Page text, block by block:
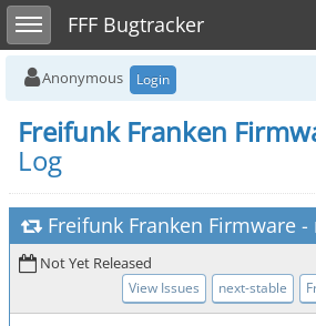
Toggle sidebarFFF Bugtracker
Anonymous Login
Freifunk Franken
Log
Freifunk Franken Firmware -
Not Yet Released
View Issues next-stable